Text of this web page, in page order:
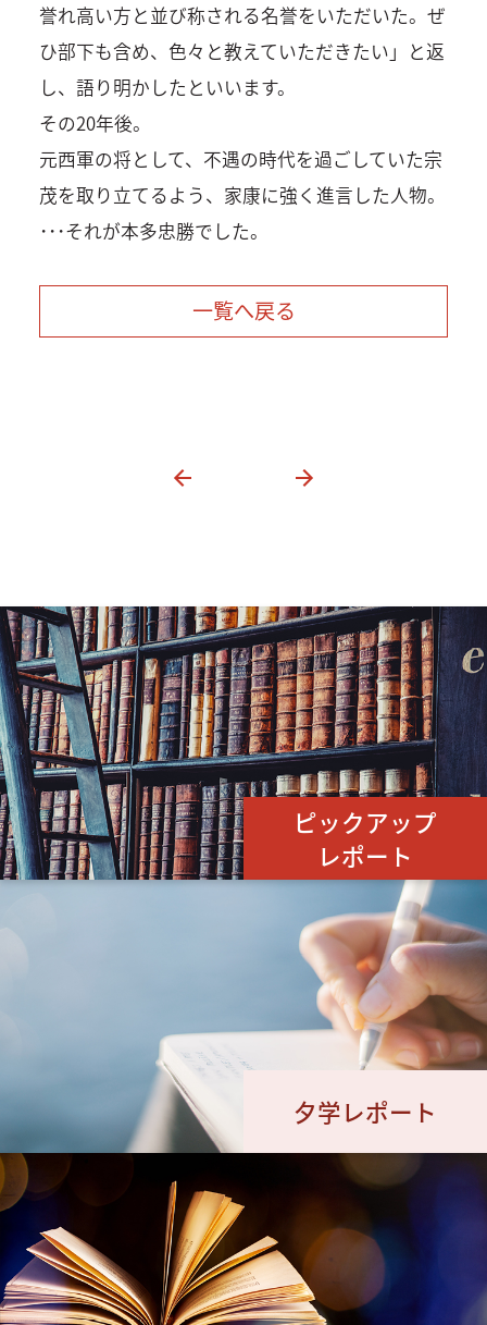
誉れ高い方と並び称される名誉をいただいた。ぜ
ひ部下も含め、色々と教えていただきたい」と返
し、語り明かしたといいます。
その20年後。
元西軍の将として、不遇の時代を過ごしていた宗
茂を取り立てるよう、家康に強く進言した人物。
･･･それが本多忠勝でした。
一覧へ戻る
ピックアップ
レポート
夕学レポート